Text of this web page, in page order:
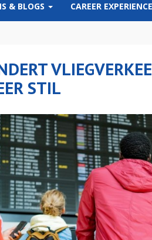
& BLOGS CAREER EXPERIENCE
STIL